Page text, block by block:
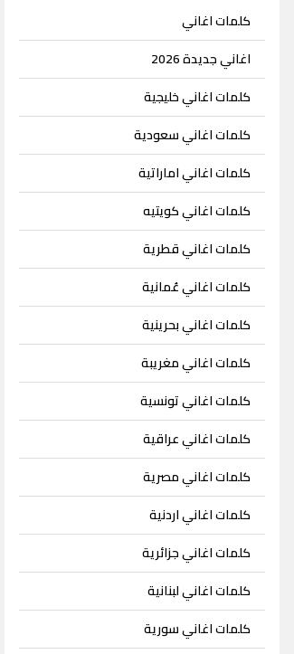
كلمات اغاني
اغاني جديدة 2026
كلمات اغاني خليجية
كلمات اغاني سعودية
كلمات اغاني اماراتية
كلمات اغاني كويتيه
كلمات اغاني قطرية
كلمات اغاني عُمانية
كلمات اغاني بحرينية
كلمات اغاني مغريبة
كلمات اغاني تونسية
كلمات اغاني عراقية
كلمات اغاني مصرية
كلمات اغاني اردنية
كلمات اغاني جزائرية
كلمات اغاني لبنانية
كلمات اغاني سورية